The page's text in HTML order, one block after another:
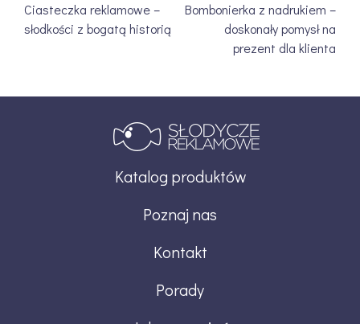
Ciasteczka reklamowe –
słodkości z bogatą historią
Bombonierka z nadrukiem –
doskonały pomysł na
prezent dla klienta
Katalog produktów
Poznaj nas
Kontakt
Porady